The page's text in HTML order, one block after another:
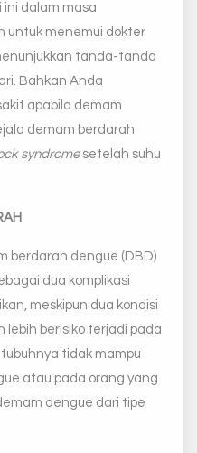
ini dalam masa
untuk menemui dokter
tanda-tanda
Bahkan Anda
apabila demam
demam berdarah
syndromesetelah suhu
berdarah dengue (DBD)
dua komplikasi
meskipun dua kondisi
berisiko terjadi pada
tidak mampu
atau pada orang yang
dengue dari tipe